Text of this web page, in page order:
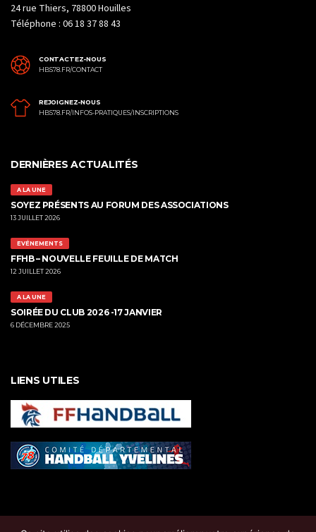
24 rue Thiers, 78800 Houilles
Téléphone : 06 18 37 88 43
CONTACTEZ-NOUS
HBS78.FR/CONTACT
REJOIGNEZ-NOUS
HBS78.FR/INFOS-PRATIQUES/INSCRIPTIONS
DERNIÈRES ACTUALITÉS
A LA UNE
SOYEZ PRÉSENTS AU FORUM DES ASSOCIATIONS
13 JUILLET 2026
EVÉNEMENTS
FFHB – NOUVELLE FEUILLE DE MATCH
12 JUILLET 2026
A LA UNE
SOIRÉE DU CLUB 2026 -17 JANVIER
6 DÉCEMBRE 2025
LIENS UTILES